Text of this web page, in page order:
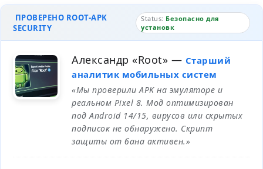
ПРОВЕРЕНО ROOT-APK
SECURITY
Status: Безопасно для
установк
Александр «Root» — Старший
аналитик мобильных систем
«Мы проверили APK на эмуляторе и
реальном Pixel 8. Мод оптимизирован
под Android 14/15, вирусов или скрытых
подписок не обнаружено. Скрипт
защиты от бана активен.»